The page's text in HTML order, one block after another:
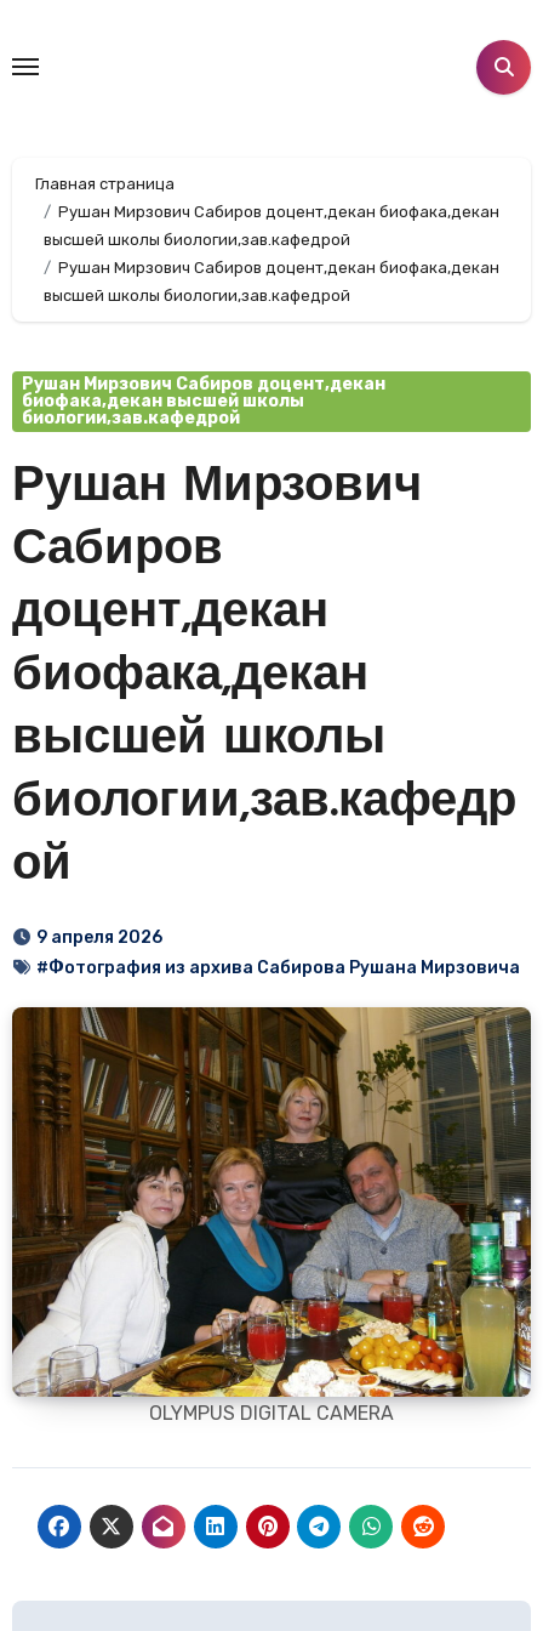
содержанию
Главная страница
Рушан Мирзович Сабиров доцент,декан биофака,декан
высшей школы биологии,зав.кафедрой
Рушан Мирзович Сабиров доцент,декан биофака,декан
высшей школы биологии,зав.кафедрой
Рушан Мирзович Сабиров доцент,декан
биофака,декан высшей школы
биологии,зав.кафедрой
Рушан Мирзович
Сабиров
доцент,декан
биофака,декан
высшей школы
биологии,зав.кафедр
ой
9 апреля 2026
#Фотография из архива Сабирова Рушана Мирзовича
OLYMPUS DIGITAL CAMERA